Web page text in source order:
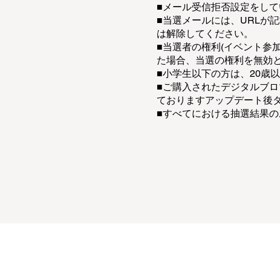
■メール受信拒否設定をし
■当選メールには、URLが
は解除してください。
■当選者の権利(イベント参
た場合、当選の権利を無効
■小学生以下の方は、20歳
■ご購入されたデジタルブ
ておりますアップデート後
■すべてにおける抽選結果